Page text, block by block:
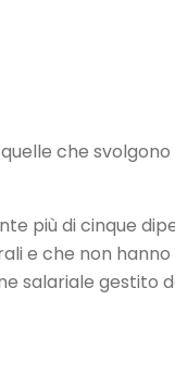
che
più di cinque
e che non
salariale gestito